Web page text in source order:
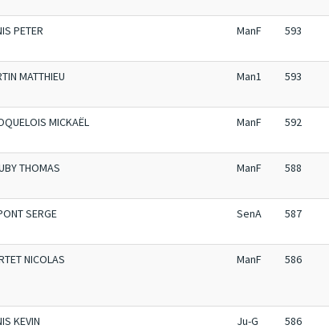
PETER ManF 593
MATTHIEU Man1 593
MICKAËL ManF 592
THOMAS ManF 588
SERGE SenA 587
NICOLAS ManF 586
KEVIN Ju-G 586